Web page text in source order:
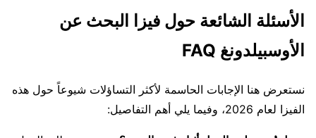
الأسئلة الشائعة حول فيزا البحث عن
الأوسبيلدونغ FAQ
نستعرض هنا الإجابات الحاسمة لأكثر التساؤلات شيوعاً حول هذه
الفيزا لعام 2026، وفيما يلي أهم التفاصيل: